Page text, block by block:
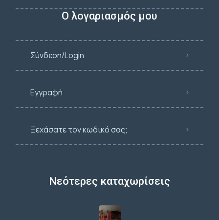
Ο λογαριασμός μου
Σύνδεση/Login
Εγγραφή
Ξεχάσατε τον κωδικό σας;
Νεότερες καταχωρίσεις